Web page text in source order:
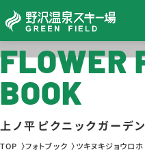
FLOWER
BOOK
上ノ平ピクニックガーデ
TOP フォトブック ツキヌキジョウロホ